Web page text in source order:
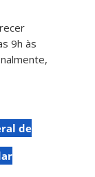
9h às
de